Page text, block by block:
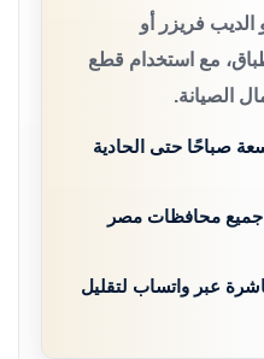
الديب فريزر أو
مع استخدام قطع
الصيانة.
صباحًا حتى الحادية
جميع محافظات مصر
عبر واتساب لتقليل